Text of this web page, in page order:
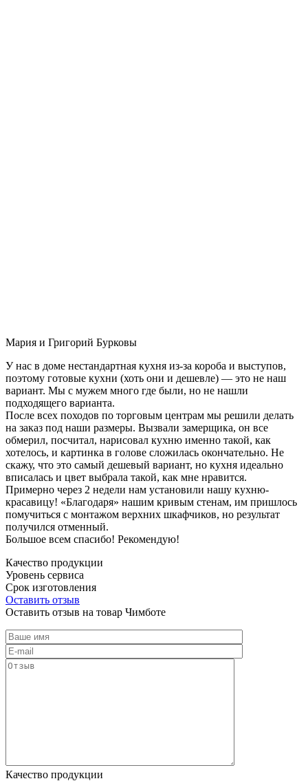
Мария и Григорий Бурковы
У нас в доме нестандартная кухня из-за короба и выступов,
поэтому готовые кухни (хоть они и дешевле) — это не наш
вариант. Мы с мужем много где были, но не нашли
подходящего варианта.
После всех походов по торговым центрам мы решили делать
на заказ под наши размеры. Вызвали замерщика, он все
обмерил, посчитал, нарисовал кухню именно такой, как
хотелось, и картинка в голове сложилась окончательно. Не
скажу, что это самый дешевый вариант, но кухня идеально
вписалась и цвет выбрала такой, как мне нравится.
Примерно через 2 недели нам установили нашу кухню-
красавицу! «Благодаря» нашим кривым стенам, им пришлось
помучиться с монтажом верхних шкафчиков, но результат
получился отменный.
Большое всем спасибо! Рекомендую!
Качество продукции
Уровень сервиса
Срок изготовления
Оставить отзыв
Оставить отзыв на товар Чимботе
Качество продукции